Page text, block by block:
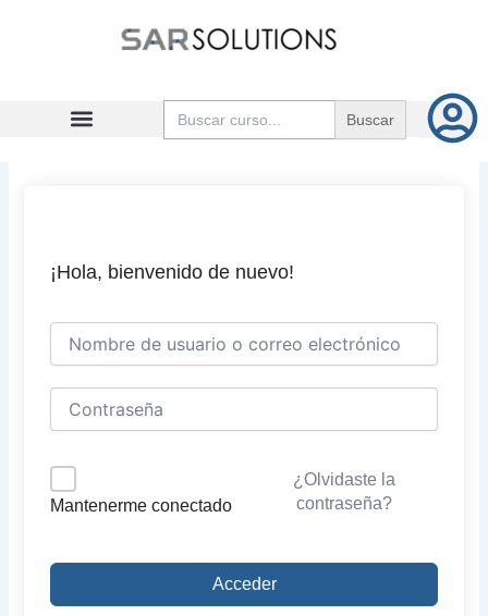
Buscar:
¡Hola, bienvenido de nuevo!
Mantenerme conectado
¿Olvidaste la
contraseña?
Acceder